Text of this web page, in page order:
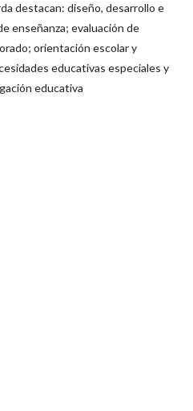
destacan: diseño, desarrollo e
enseñanza; evaluación de
orientación escolar y
educativas especiales y
educativa